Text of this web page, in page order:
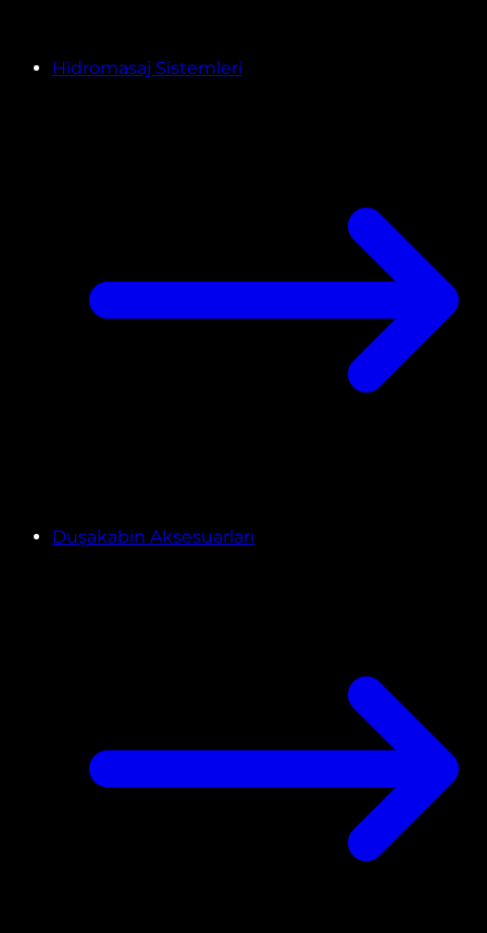
Hidromasaj Sistemleri
Duşakabin Aksesuarları